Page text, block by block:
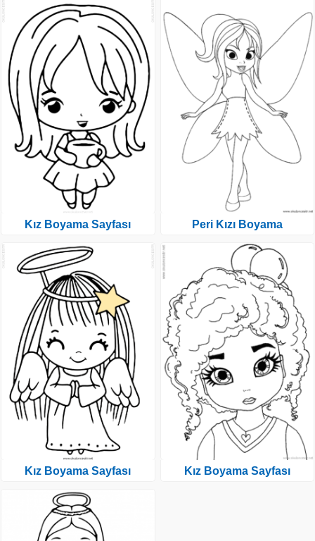
Kız Boyama Sayfası
Kız Boyama Sayfası
Peri Kızı Boyama
Kız Boyama Sayfası